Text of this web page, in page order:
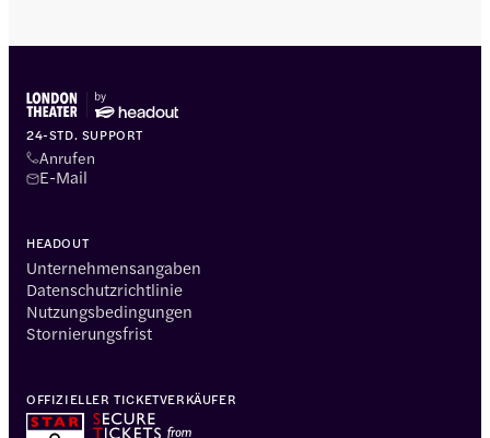
24-STD. SUPPORT
Anrufen
E-Mail
HEADOUT
Unternehmensangaben
Datenschutzrichtlinie
Nutzungsbedingungen
Stornierungsfrist
OFFIZIELLER TICKETVERKÄUFER